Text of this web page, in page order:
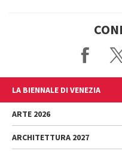
LA BIENNALE DI VENEZIA
L'Istituzione
Cariche istituzionali
Storia
ARTE 2026
Esposizione
ARCHITETTURA 2027